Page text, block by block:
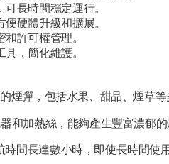
長時間穩定運行。
硬體升級和擴展。
許可權管理。
，簡化維護。
煙彈，包括水果、甜品、煙草
和加熱絲，能夠產生豐富濃郁
時間長達數小時，即使長時間使